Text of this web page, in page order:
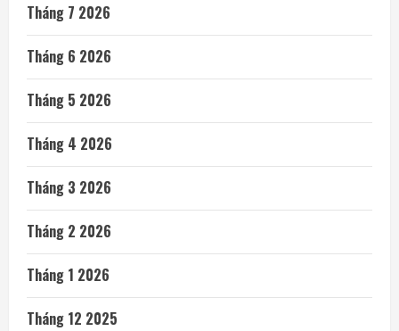
Tháng 7 2026
Tháng 6 2026
Tháng 5 2026
Tháng 4 2026
Tháng 3 2026
Tháng 2 2026
Tháng 1 2026
Tháng 12 2025